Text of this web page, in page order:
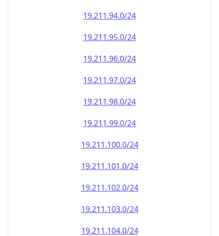
19.211.94.0/24
19.211.95.0/24
19.211.96.0/24
19.211.97.0/24
19.211.98.0/24
19.211.99.0/24
19.211.100.0/24
19.211.101.0/24
19.211.102.0/24
19.211.103.0/24
19.211.104.0/24